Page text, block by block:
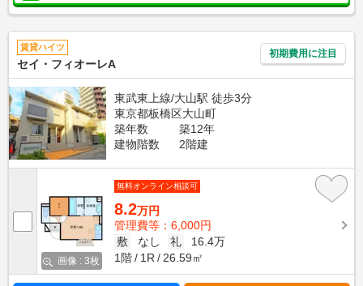
賃貸ハイツ
セイ・フィオーレA
初期費用に注目
東武東上線/大山駅 徒歩3分
東京都板橋区大山町
築年数
築12年
建物階数
2階建
画像 : 3枚
無料オンライン相談可
8.2万円
管理費等：6,000円
敷
なし 礼
16.4万
1階
1R 26.59㎡